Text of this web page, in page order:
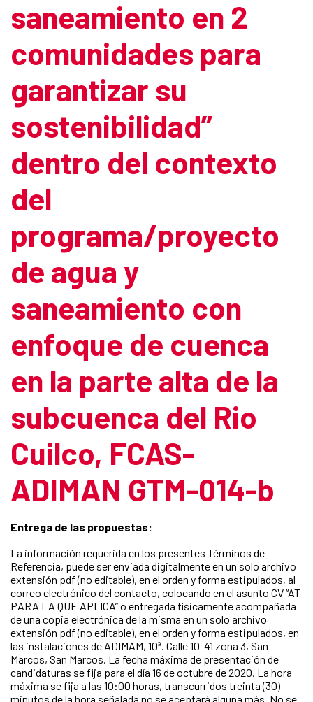
saneamiento en 2
comunidades para
garantizar su
sostenibilidad”
dentro del contexto
del
programa/proyecto
de agua y
saneamiento con
enfoque de cuenca
en la parte alta de la
subcuenca del Rio
Cuilco, FCAS-
ADIMAN GTM-014-b
Entrega de las propuestas:
La información requerida en los presentes Términos de
Referencia, puede ser enviada digitalmente en un solo archivo
extensión pdf (no editable), en el orden y forma estipulados, al
correo electrónico del contacto, colocando en el asunto CV “AT
PARA LA QUE APLICA” o entregada físicamente acompañada
de una copia electrónica de la misma en un solo archivo
extensión pdf (no editable), en el orden y forma estipulados, en
las instalaciones de ADIMAM, 10ª. Calle 10-41 zona 3, San
Marcos, San Marcos. La fecha máxima de presentación de
candidaturas se fija para el día 16 de octubre de 2020. La hora
máxima se fija a las 10:00 horas, transcurridos treinta (30)
minutos de la hora señalada no se aceptará alguna más. No se